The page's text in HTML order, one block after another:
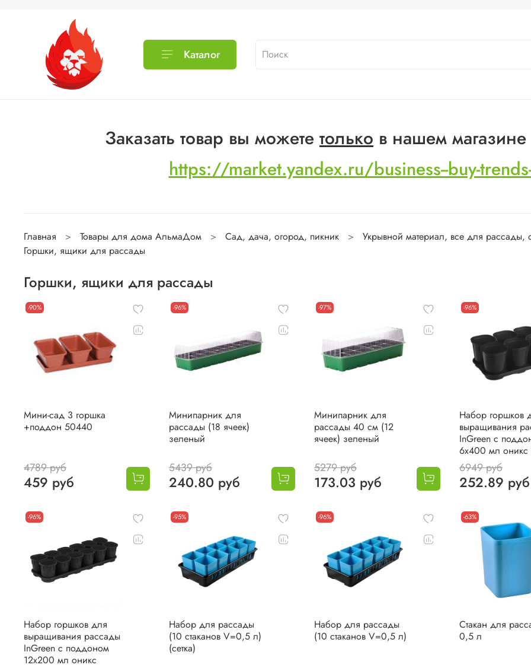
Каталог
Заказать товар вы можете только в нашем
https://market.yandex.ru/business--buy-
Главная Товары для дома АльмаДом Сад, дача, огород, пикник
Укрывной материал, все для рассады,
Горшки, ящики для рассады
Горшки, ящики для рассады
-90%
Мини-сад 3 горшка
+поддон 50440
4789 руб
459 руб
-96%
Минипарник для
рассады (18 ячеек)
зеленый
5439 руб
240.80 руб
-97%
Минипарник для
рассады 40 см (12
ячеек) зеленый
5279 руб
173.03 руб
-96%
Набор горшков
выращивания
InGreen с
6х400 мл оникс
6949 руб
252.89 руб
-96%
Набор горшков для
выращивания рассады
InGreen с поддоном
12х200 мл оникс
-95%
Набор для рассады
(10 стаканов V=0,5 л)
(сетка)
-96%
Набор для рассады
(10 стаканов V=0,5 л)
-63%
Стакан для
0,5 л